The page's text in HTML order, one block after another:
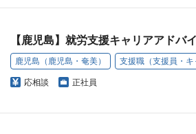
【鹿児島】就労支援キャリアアドバ
鹿児島（鹿児島・奄美） 支援職（支援員・キ
応相談 正社員